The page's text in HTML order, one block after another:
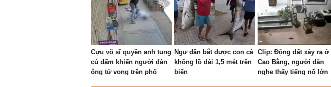
Cựu võ sĩ quyền anh tung
cú đấm khiến người đàn
ông tử vong trên phố
Ngư dân bắt được con cá
khổng lồ dài 1,5 mét trên
biển
Clip: Động đất xảy ra ở
Cao Bằng, người dân
nghe thấy tiếng nổ lớn